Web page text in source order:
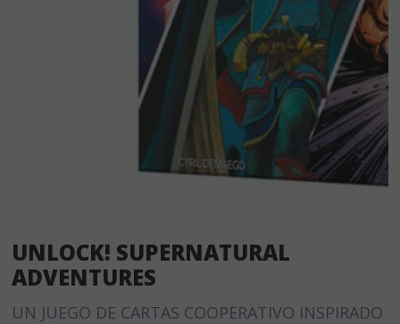
UNLOCK! SUPERNATURAL
ADVENTURES
UN JUEGO DE CARTAS COOPERATIVO INSPIRADO